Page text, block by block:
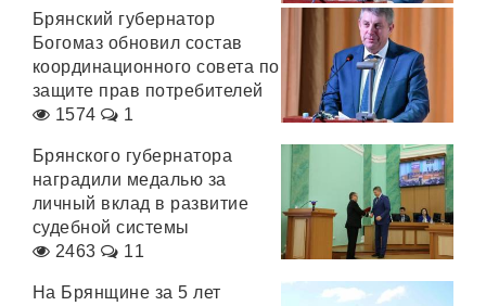
Брянский губернатор
Богомаз обновил состав
координационного совета по
защите прав потребителей
1574
1
Брянского губернатора
наградили медалью за
личный вклад в развитие
судебной системы
2463
11
На Брянщине за 5 лет